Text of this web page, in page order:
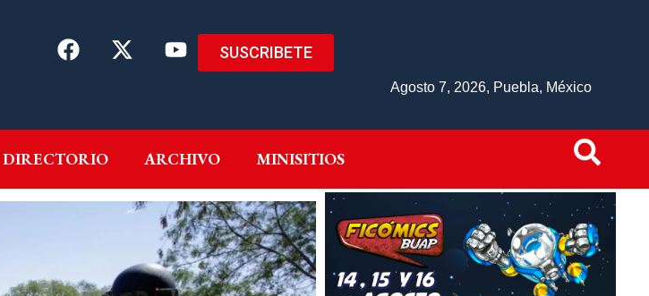
SUSCRIBETE
Agosto 7, 2026, Puebla, México
DIRECTORIO ARCHIVO MINISITIOS
GENEROS DIRECTORIO ARCHIVO MINISITIOS